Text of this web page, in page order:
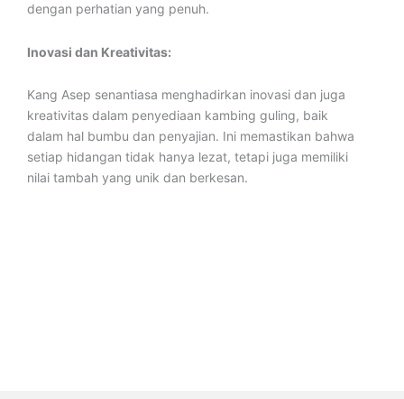
dengan perhatian yang penuh.
Inovasi dan Kreativitas:
Kang Asep senantiasa menghadirkan inovasi dan juga
kreativitas dalam penyediaan kambing guling, baik
dalam hal bumbu dan penyajian. Ini memastikan bahwa
setiap hidangan tidak hanya lezat, tetapi juga memiliki
nilai tambah yang unik dan berkesan.